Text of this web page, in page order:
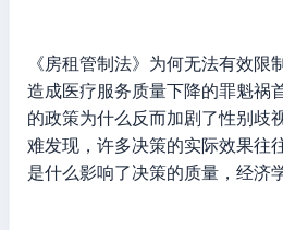
《房租管制法》为何无法有效限
造成医疗服务质量下降的罪魁祸
的政策为什么反而加剧了性别歧
难发现，许多决策的实际效果往
是什么影响了决策的质量，经济